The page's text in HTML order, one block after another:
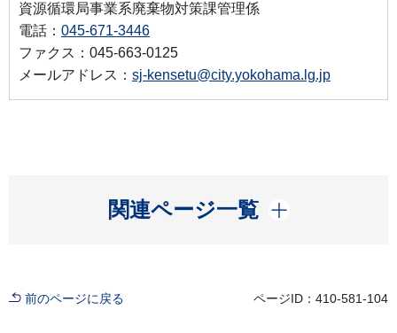
資源循環局事業系廃棄物対策課管理係
電話： 045-671-3446
ファクス：045-663-0125
メールアドレス： sj-kensetu@city.yokohama.lg.jp
関連ページ一覧
開く
前のページに戻る ページID：410-581-104